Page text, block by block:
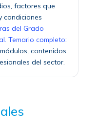
factores que
condiciones
del Grado
Temario completo:
contenidos
del sector.